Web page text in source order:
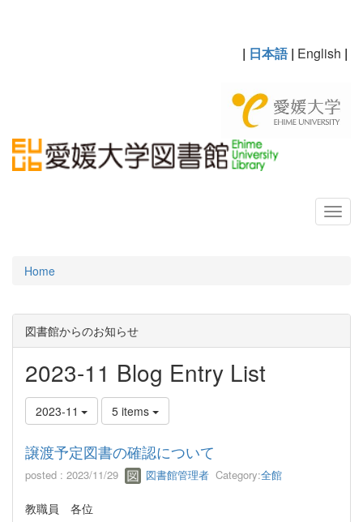
| 日本語| English |
Home
図書館からのお知らせ
2023-11 Blog Entry List
2023-11 5 items
譲渡予定図書の確認について
posted : 2023/11/29 図書館管理者 Category:全館
教職員 各位